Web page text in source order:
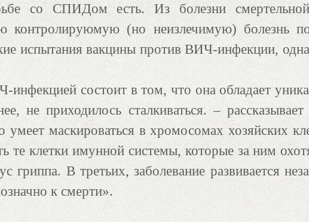
со СПИДом есть. Из болезни
контролируюмую (но неизлечимую) болезнь
испытания вакцины против ВИЧ-инфекции, одна
инфекцией состоит в том, что она обладает
не приходилось сталкиваться. –
маскироваться в хромосомах хозяйских
те клетки имунной системы, которые за ним
гриппа. В третьих, заболевание развивается
к смерти».